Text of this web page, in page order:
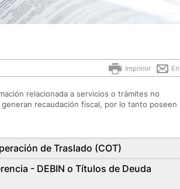
Imprimir
relacionada a servicios o trámites no
recaudación fiscal, por lo tanto poseen
de Traslado (COT)
- DEBIN o Títulos de Deuda